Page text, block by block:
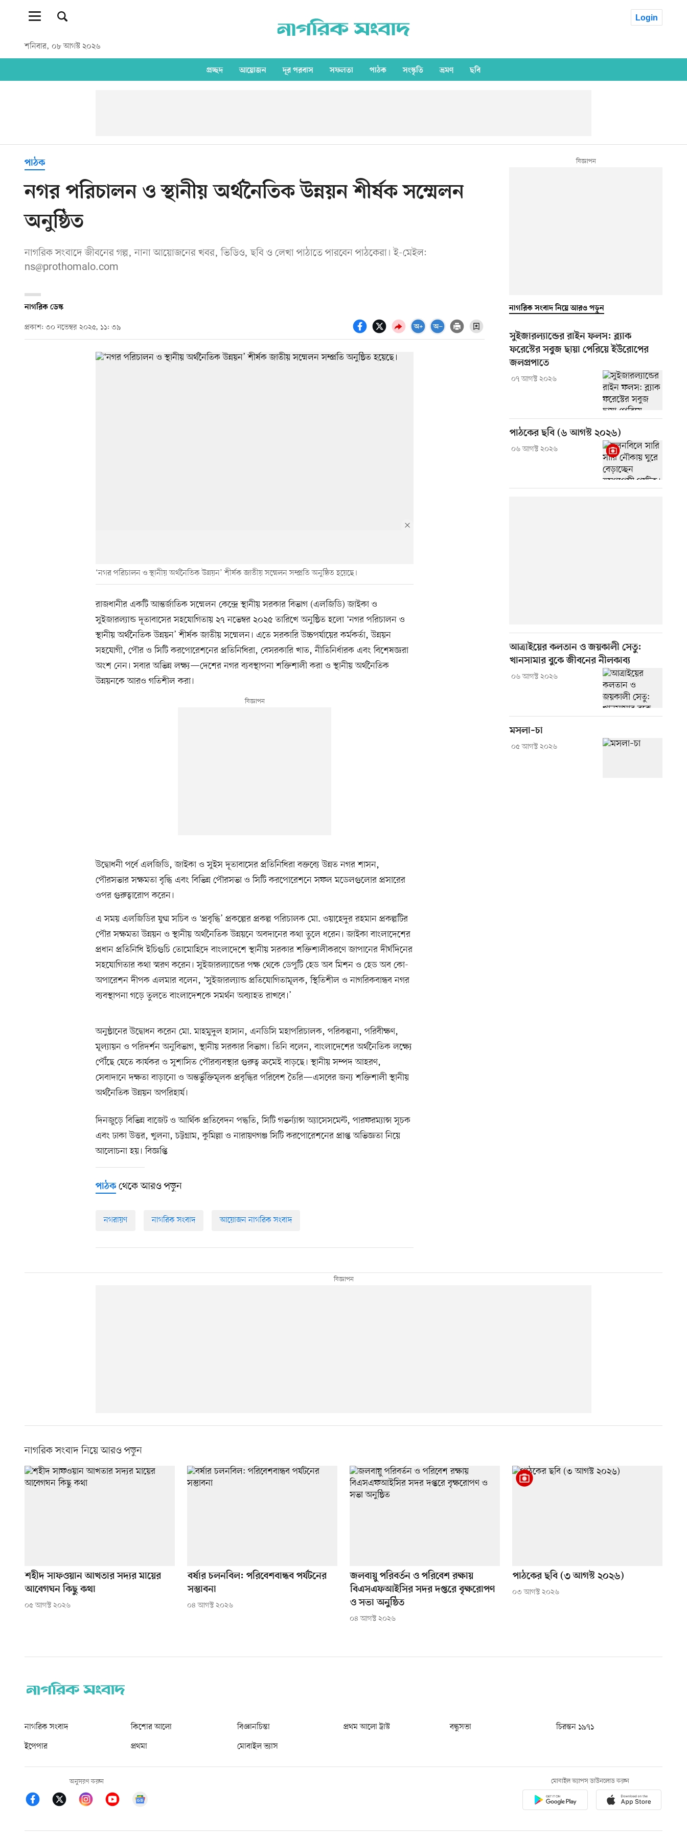
শনিবার, ০৮ আগস্ট ২০২৬
Login
প্রচ্ছদ আয়োজন দূর পরবাস সফলতা পাঠক সংস্কৃতি ভ্রমণ ছবি
পাঠক
নগর পরিচালন ও স্থানীয় অর্থনৈতিক উন্নয়ন শীর্ষক সম্মেলন
অনুষ্ঠিত
নাগরিক সংবাদে জীবনের গল্প, নানা আয়োজনের খবর, ভিডিও, ছবি ও লেখা পাঠাতে পারবেন পাঠকেরা। ই-মেইল:
ns@prothomalo.com
নাগরিক ডেস্ক
প্রকাশ: ৩০ নভেম্বর ২০২৫, ১১: ৩৯
‘নগর পরিচালন ও স্থানীয় অর্থনৈতিক উন্নয়ন’ শীর্ষক জাতীয় সম্মেলন সম্প্রতি অনুষ্ঠিত হয়েছে।
রাজধানীর একটি আন্তর্জাতিক সম্মেলন কেন্দ্রে স্থানীয় সরকার বিভাগ (এলজিডি) জাইকা ও
সুইজারল্যান্ড দূতাবাসের সহযোগিতায় ২৭ নভেম্বর ২০২৫ তারিখে অনুষ্ঠিত হলো ‘নগর পরিচালন ও
স্থানীয় অর্থনৈতিক উন্নয়ন’ শীর্ষক জাতীয় সম্মেলন। এতে সরকারি উচ্চপর্যায়ের কর্মকর্তা, উন্নয়ন
সহযোগী, পৌর ও সিটি করপোরেশনের প্রতিনিধিরা, বেসরকারি খাত, নীতিনির্ধারক এবং বিশেষজ্ঞরা
অংশ নেন। সবার অভিন্ন লক্ষ্য—দেশের নগর ব্যবস্থাপনা শক্তিশালী করা ও স্থানীয় অর্থনৈতিক
উন্নয়নকে আরও গতিশীল করা।
উদ্বোধনী পর্বে এলজিডি, জাইকা ও সুইস দূতাবাসের প্রতিনিধিরা বক্তব্যে উন্নত নগর শাসন,
পৌরসভার সক্ষমতা বৃদ্ধি এবং বিভিন্ন পৌরসভা ও সিটি করপোরেশনে সফল মডেলগুলোর প্রসারের
ওপর গুরুত্বারোপ করেন।
এ সময় এলজিডির যুগ্ম সচিব ও ‘প্রবৃদ্ধি’ প্রকল্পের প্রকল্প পরিচালক মো. ওয়াহেদুর রহমান প্রকল্পটির
পৌর সক্ষমতা উন্নয়ন ও স্থানীয় অর্থনৈতিক উন্নয়নে অবদানের কথা তুলে ধরেন। জাইকা বাংলাদেশের
প্রধান প্রতিনিধি ইচিগুচি তোমোহিদে বাংলাদেশে স্থানীয় সরকার শক্তিশালীকরণে জাপানের দীর্ঘদিনের
সহযোগিতার কথা স্মরণ করেন। সুইজারল্যান্ডের পক্ষ থেকে ডেপুটি হেড অব মিশন ও হেড অব কো-
অপারেশন দীপক এলমার বলেন, ‘সুইজারল্যান্ড প্রতিযোগিতামূলক, স্থিতিশীল ও নাগরিকবান্ধব নগর
ব্যবস্থাপনা গড়ে তুলতে বাংলাদেশকে সমর্থন অব্যাহত রাখবে।’
অনুষ্ঠানের উদ্বোধন করেন মো. মাহমুদুল হাসান, এনডিসি মহাপরিচালক, পরিকল্পনা, পরিবীক্ষণ,
মূল্যায়ন ও পরিদর্শন অনুবিভাগ, স্থানীয় সরকার বিভাগ। তিনি বলেন, বাংলাদেশের অর্থনৈতিক লক্ষ্যে
পৌঁছে যেতে কার্যকর ও সুশাসিত পৌরব্যবস্থার গুরুত্ব ক্রমেই বাড়ছে। স্থানীয় সম্পদ আহরণ,
সেবাদানে দক্ষতা বাড়ানো ও অন্তর্ভুক্তিমূলক প্রবৃদ্ধির পরিবেশ তৈরি—এসবের জন্য শক্তিশালী স্থানীয়
অর্থনৈতিক উন্নয়ন অপরিহার্য।
দিনজুড়ে বিভিন্ন বাজেট ও আর্থিক প্রতিবেদন পদ্ধতি, সিটি গভর্ন্যান্স অ্যাসেসমেন্ট, পারফরম্যান্স সূচক
এবং ঢাকা উত্তর, খুলনা, চট্টগ্রাম, কুমিল্লা ও নারায়ণগঞ্জ সিটি করপোরেশনের প্রাপ্ত অভিজ্ঞতা নিয়ে
আলোচনা হয়। বিজ্ঞপ্তি
পাঠকথেকে আরও পড়ুন
নগরায়ণ নাগরিক সংবাদ আয়োজন নাগরিক সংবাদ
নাগরিক সংবাদ নিয়ে আরও পড়ুন
সুইজারল্যান্ডের রাইন ফলস: ব্ল্যাক
ফরেস্টের সবুজ ছায়া পেরিয়ে ইউরোপের
জলপ্রপাতে
০৭ আগস্ট ২০২৬
পাঠকের ছবি (৬ আগস্ট ২০২৬)
০৬ আগস্ট ২০২৬
আত্রাইয়ের কলতান ও জয়কালী সেতু:
খানসামার বুকে জীবনের নীলকাব্য
০৬ আগস্ট ২০২৬
মসলা–চা
০৫ আগস্ট ২০২৬
নাগরিক সংবাদ নিয়ে আরও পড়ুন
শহীদ সাফওয়ান আখতার সদ্যর মায়ের
আবেগঘন কিছু কথা
০৫ আগস্ট ২০২৬
বর্ষার চলনবিল: পরিবেশবান্ধব পর্যটনের
সম্ভাবনা
০৪ আগস্ট ২০২৬
জলবায়ু পরিবর্তন ও পরিবেশ রক্ষায়
বিএসএফআইসির সদর দপ্তরে বৃক্ষরোপণ
ও সভা অনুষ্ঠিত
০৪ আগস্ট ২০২৬
পাঠকের ছবি (৩ আগস্ট ২০২৬)
০৩ আগস্ট ২০২৬
নাগরিক সংবাদ কিশোর আলো বিজ্ঞানচিন্তা প্রথম আলো ট্রাস্ট বন্ধুসভা
চিরন্তন ১৯৭১
ইপেপার
প্রথমা মোবাইল ভ্যাস
অনুসরণ করুন মোবাইল অ্যাপস ডাউনলোড করুন